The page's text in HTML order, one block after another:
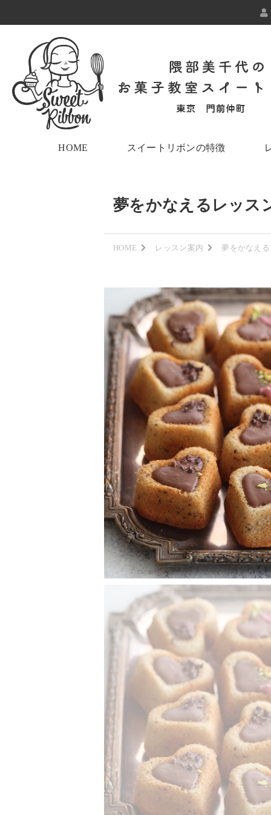
HOME スイートリボンの特徴
夢をかなえるレッ
HOME レッスン案内 夢をかなえ